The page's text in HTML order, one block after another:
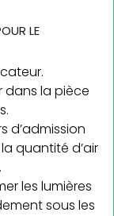
LE
dans la pièce
d’admission
quantité d’air
les lumières
sous les